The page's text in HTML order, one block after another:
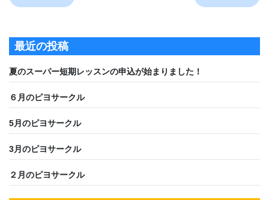
最近の投稿
夏のスーパー短期レッスンの申込が始まりました！
６月のピヨサークル
5月のピヨサークル
3月のピヨサークル
２月のピヨサークル